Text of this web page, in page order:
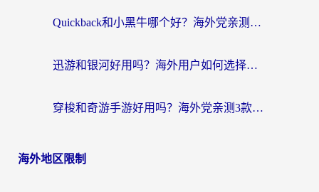
Quickback和小黑牛哪个好？海外党亲测指南，选对回国加速器秒回国内
迅游和银河好用吗？海外用户如何选择回国加速器实现无缝访问国内资源
穿梭和奇游手游好用吗？海外党亲测3款回国加速器，附蜜蜂加速器七天试用攻略
海外地区限制